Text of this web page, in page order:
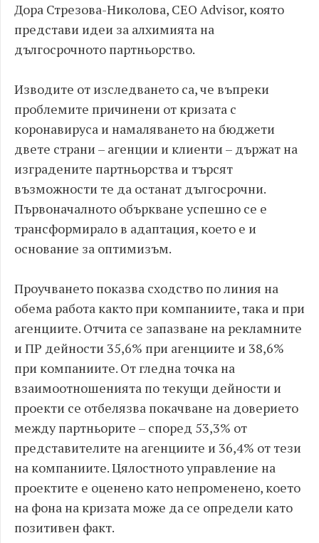
Дора Стрезова-Николова, CEO Advisor, която
представи идеи за алхимията на
дългосрочното партньорство.
Изводите от изследването са, че въпреки
проблемите причинени от кризата с
коронавируса и намаляването на бюджети
двете страни – агенции и клиенти – държат на
изградените партньорства и търсят
възможности те да останат дългосрочни.
Първоначалното объркване успешно се е
трансформирало в адаптация, което е и
основание за оптимизъм.
Проучването показва сходство по линия на
обема работа както при компаниите, така и при
агенциите. Отчита се запазване на рекламните
и ПР дейности 35,6% при агенциите и 38,6%
при компаниите. От гледна точка на
взаимоотношенията по текущи дейности и
проекти се отбелязва покачване на доверието
между партньорите – според 53,3% от
представителите на агенциите и 36,4% от тези
на компаниите. Цялостното управление на
проектите е оценено като непроменено, което
на фона на кризата може да се определи като
позитивен факт.